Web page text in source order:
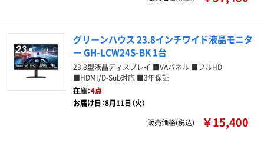
グリーンハウス 23.8インチワイド液晶モニタ
ー GH-LCW24S-BK 1台
23.8型液晶ディスプレイ ■VAパネル ■フルHD
■HDMI/D-Sub対応 ■3年保証
在庫：4点
お届け日：8月11日（火）
販売価格(税込)
￥15,400